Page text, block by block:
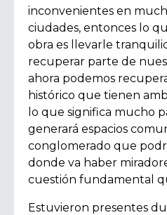
inconvenientes en
ciudades, entonces lo
obra es llevarle
recuperar parte de
ahora podemos
histórico que tienen
lo que significa mucho
generará espacios
conglomerado que
donde va haber
cuestión fundamental
Estuvieron presentes